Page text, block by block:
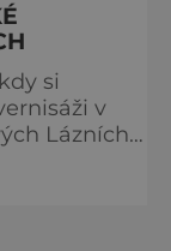
si
v
Lázních